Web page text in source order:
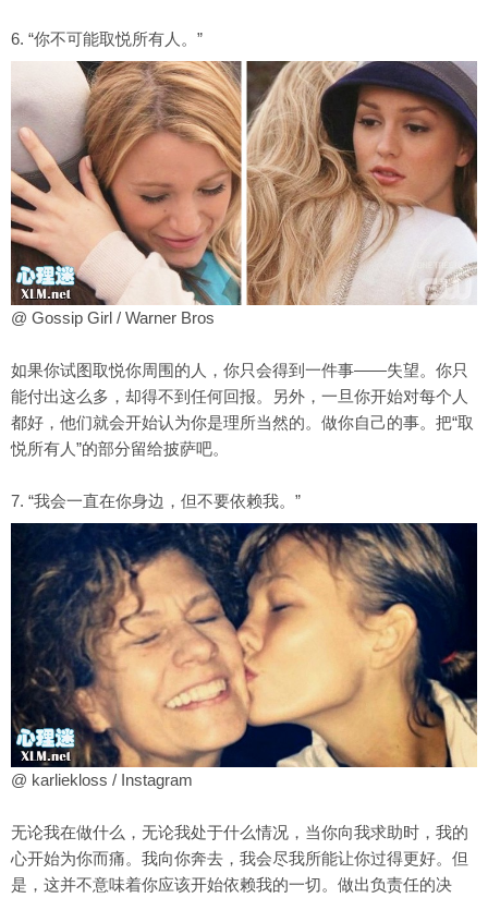
6. “你不可能取悦所有人。”
@ Gossip Girl / Warner Bros
如果你试图取悦你周围的人，你只会得到一件事——失望。你只
能付出这么多，却得不到任何回报。另外，一旦你开始对每个人
都好，他们就会开始认为你是理所当然的。做你自己的事。把“取
悦所有人”的部分留给披萨吧。
7. “我会一直在你身边，但不要依赖我。”
@ karliekloss / Instagram
无论我在做什么，无论我处于什么情况，当你向我求助时，我的
心开始为你而痛。我向你奔去，我会尽我所能让你过得更好。但
是，这并不意味着你应该开始依赖我的一切。做出负责任的决